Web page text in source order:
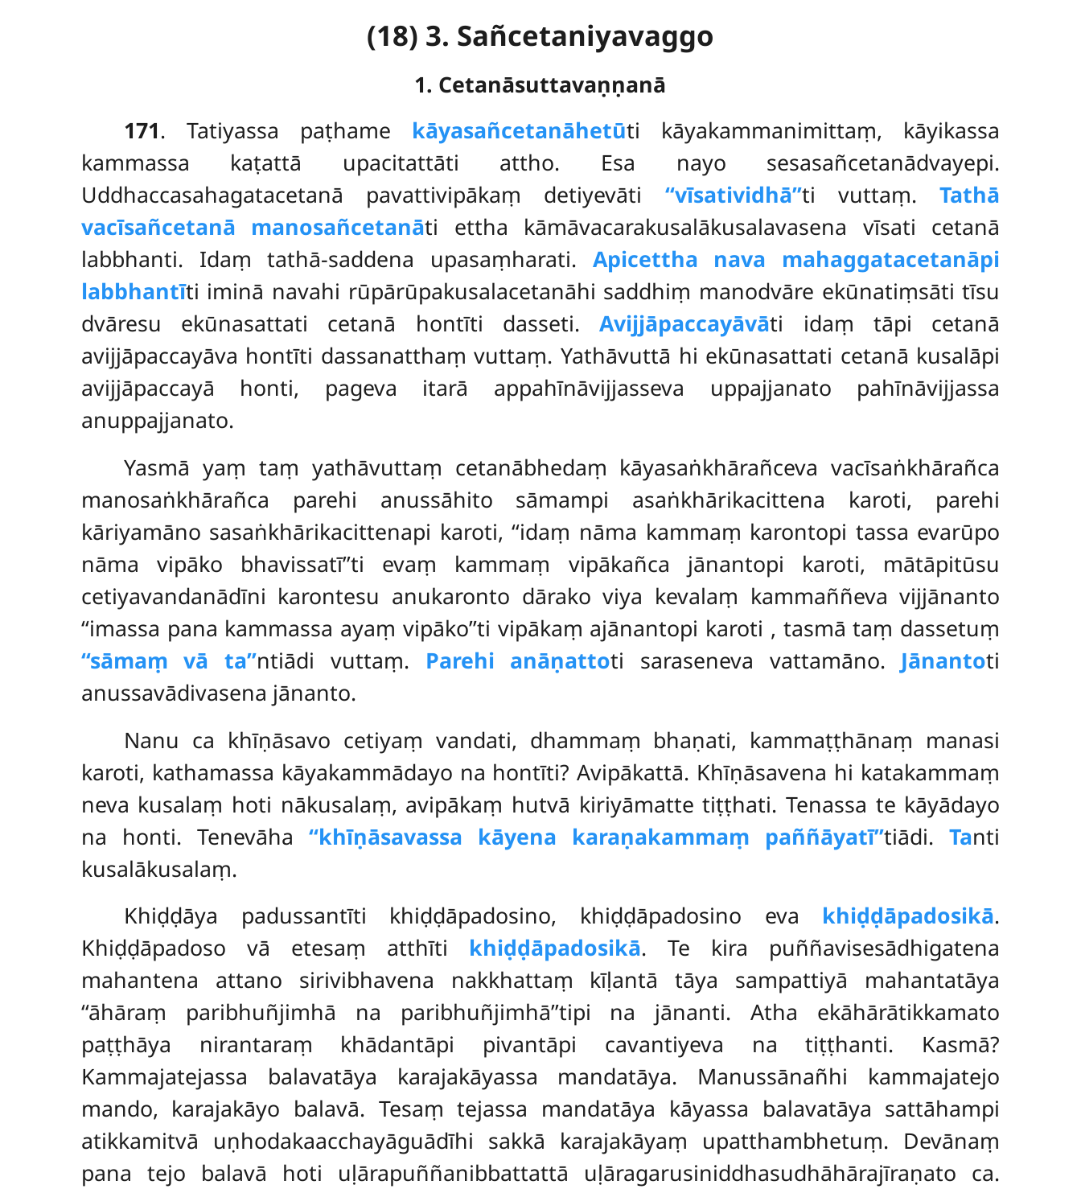
(18) 3. Sañcetaniyavaggo
1. Cetanāsuttavaṇṇanā
171. Tatiyassa paṭhame kāyasañcetanāhetūti kāyakammanimittaṃ, kāyikassa
kammassa kaṭattā upacitattāti attho. Esa nayo sesasañcetanādvayepi.
Uddhaccasahagatacetanā pavattivipākaṃ detiyevāti ‘‘vīsatividhā’’ti vuttaṃ.Tathā
vacīsañcetanā manosañcetanāti ettha kāmāvacarakusalākusalavasena vīsati cetanā
labbhanti. Idaṃ tathā-saddena upasaṃharati. Apicettha nava mahaggatacetanāpi
labbhantīti iminā navahi rūpārūpakusalacetanāhi saddhiṃ manodvāre ekūnatiṃsāti tīsu
dvāresu ekūnasattati cetanā hontīti dasseti.Avijjāpaccayāvāti idaṃ tāpi cetanā
avijjāpaccayāva hontīti dassanatthaṃ vuttaṃ. Yathāvuttā hi ekūnasattati cetanā kusalāpi
avijjāpaccayā honti, pageva itarā appahīnāvijjasseva uppajjanato pahīnāvijjassa
anuppajjanato.
Yasmā yaṃ taṃ yathāvuttaṃ cetanābhedaṃ kāyasaṅkhārañceva vacīsaṅkhārañca
manosaṅkhārañca parehi anussāhito sāmampi asaṅkhārikacittena karoti, parehi
kāriyamāno sasaṅkhārikacittenapi karoti, ‘‘idaṃ nāma kammaṃ karontopi tassa evarūpo
nāma vipāko bhavissatī’’ti evaṃ kammaṃ vipākañca jānantopi karoti, mātāpitūsu
cetiyavandanādīni karontesu anukaronto dārako viya kevalaṃ kammaññeva vijjānanto
‘‘imassa pana kammassa ayaṃ vipāko’’ti vipākaṃ ajānantopi karoti , tasmā taṃ dassetuṃ
‘‘sāmaṃ vā ta’’ntiādi vuttaṃ. Parehi anāṇattoti saraseneva vattamāno. Jānantoti
anussavādivasena jānanto.
Nanu ca khīṇāsavo cetiyaṃ vandati, dhammaṃ bhaṇati, kammaṭṭhānaṃ manasi
karoti, kathamassa kāyakammādayo na hontīti? Avipākattā. Khīṇāsavena hi katakammaṃ
neva kusalaṃ hoti nākusalaṃ, avipākaṃ hutvā kiriyāmatte tiṭṭhati. Tenassa te kāyādayo
na honti. Tenevāha ‘‘khīṇāsavassa kāyena karaṇakammaṃ paññāyatī’’tiādi.Tanti
kusalākusalaṃ.
Khiḍḍāya padussantīti khiḍḍāpadosino, khiḍḍāpadosino eva khiḍḍāpadosikā.
Khiḍḍāpadoso vā etesaṃ atthīti khiḍḍāpadosikā. Te kira puññavisesādhigatena
mahantena attano sirivibhavena nakkhattaṃ kīḷantā tāya sampattiyā mahantatāya
‘‘āhāraṃ paribhuñjimhā na paribhuñjimhā’’tipi na jānanti. Atha ekāhārātikkamato
paṭṭhāya nirantaraṃ khādantāpi pivantāpi cavantiyeva na tiṭṭhanti. Kasmā?
Kammajatejassa balavatāya karajakāyassa mandatāya. Manussānañhi kammajatejo
mando, karajakāyo balavā. Tesaṃ tejassa mandatāya kāyassa balavatāya sattāhampi
atikkamitvā uṇhodakaacchayāguādīhi sakkā karajakāyaṃ upatthambhetuṃ. Devānaṃ
pana tejo balavā hoti uḷārapuññanibbattattā uḷāragarusiniddhasudhāhārajīraṇato ca.